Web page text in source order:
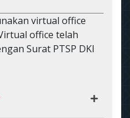
virtual office
office telah
Surat PTSP DKI